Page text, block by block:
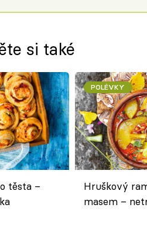
si také
těsta –
POLÉVKY
Hruškový
masem –